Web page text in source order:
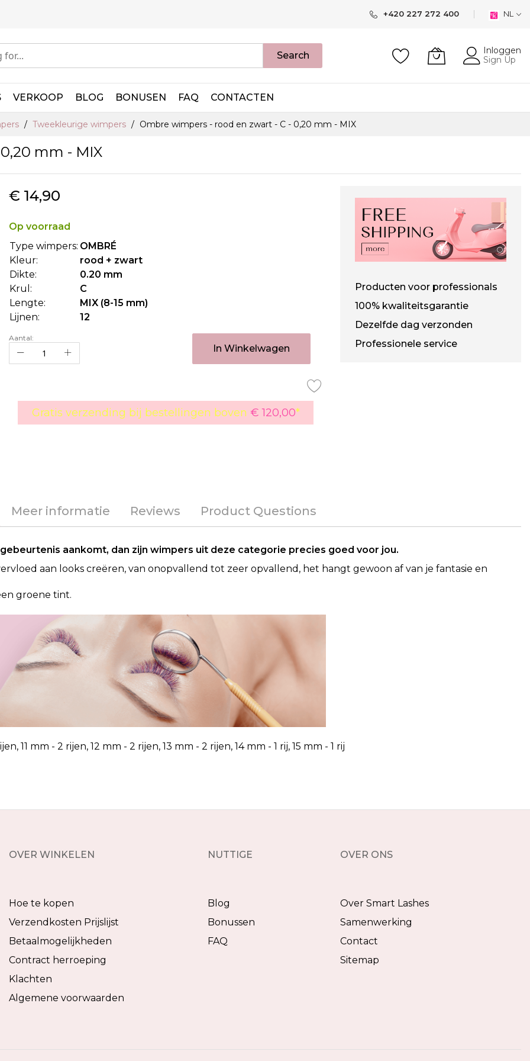
+420 227 272 400 NL
Search
Inloggen
Sign Up
VERKOOP BLOG BONUSEN FAQ CONTACTEN
Tweekleurige wimpers Ombre wimpers - rood en zwart - C - 0,20 mm - MIX
mm - MIX
€ 14,90
Op voorraad
Type wimpers: OMBRÉ
Kleur:
rood + zwart
Dikte:
0.20 mm
Krul:
C
Lengte:
MIX (8-15 mm)
Lijnen:
12
Aantal:
In Winkelwagen
Gratis verzending bij bestellingen boven € 120,00*
Producten voor professionals
100% kwaliteitsgarantie
Dezelfde dag verzonden
Professionele service
aankomt, dan zijn wimpers uit deze categorie precies goed voor jou.
aan looks creëren, van onopvallend tot zeer opvallend, het hangt gewoon af van je fantasie en
groene tint.
11 mm - 2 rijen, 12 mm - 2 rijen, 13 mm - 2 rijen, 14 mm - 1 rij, 15 mm - 1 rij
Meer informatie Reviews Product Questions
OVER WINKELEN
Hoe te kopen
Verzendkosten Prijslijst
Betaalmogelijkheden
Contract herroeping
Klachten
Algemene voorwaarden
NUTTIGE
Blog
Bonussen
FAQ
OVER ONS
Over Smart Lashes
Samenwerking
Contact
Sitemap